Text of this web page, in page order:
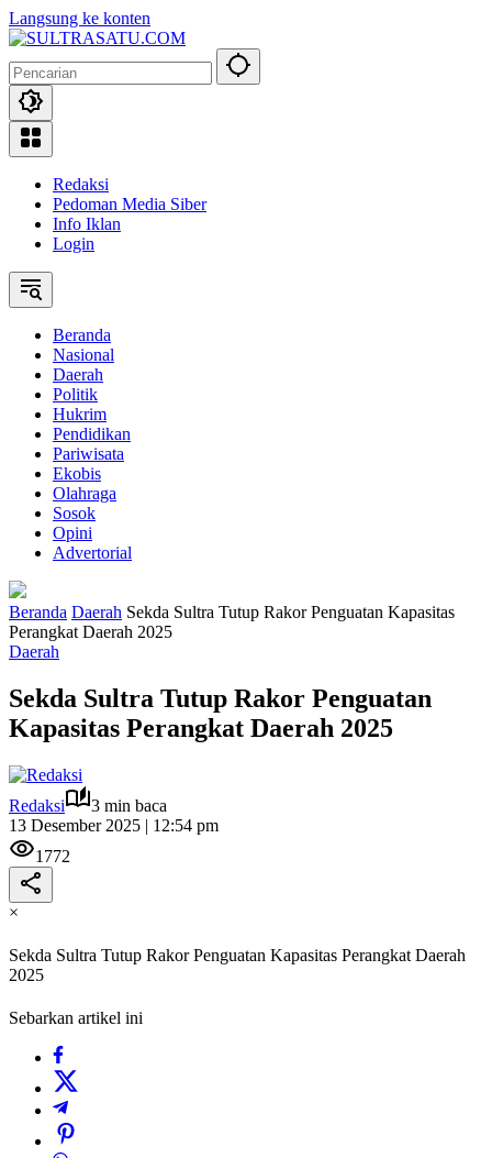
Langsung ke konten
Redaksi
Pedoman Media Siber
Info Iklan
Login
Beranda
Nasional
Daerah
Politik
Hukrim
Pendidikan
Pariwisata
Ekobis
Olahraga
Sosok
Opini
Advertorial
Beranda Daerah Sekda Sultra Tutup Rakor Penguatan Kapasitas
Perangkat Daerah 2025
Daerah
Sekda Sultra Tutup Rakor Penguatan
Kapasitas Perangkat Daerah 2025
Redaksi
3 min baca
13 Desember 2025 | 12:54 pm
1772
×
Sekda Sultra Tutup Rakor Penguatan Kapasitas Perangkat Daerah
2025
Sebarkan artikel ini